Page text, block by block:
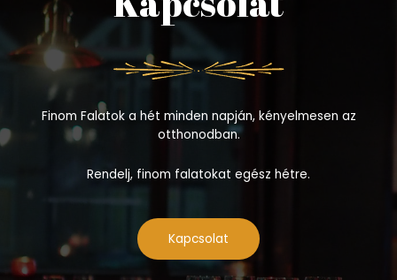
Finom Falatok a hét minden napján, kényelmesen az
otthonodban.
Rendelj, finom falatokat egész hétre.
Kapcsolat